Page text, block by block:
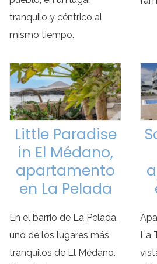
tranquilo y céntrico al
mismo tiempo.
Little Paradise
in El Médano,
apartamento
en La Pelada
En el barrio de La Pelada,
uno de los lugares más
tranquilos de El Médano.
La